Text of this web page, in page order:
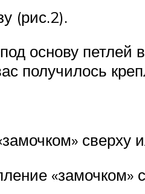
(рис.2).
основу петлей
получилось
сверху
«замочком»